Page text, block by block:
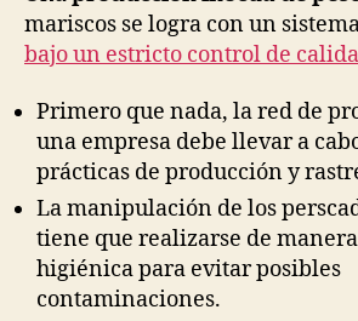
mariscos se logra con un
bajo un estricto control de
Primero que nada, la red de
una empresa debe llevar a
prácticas de producción y
La manipulación de los
tiene que realizarse de
higiénica para evitar posibles
contaminaciones.